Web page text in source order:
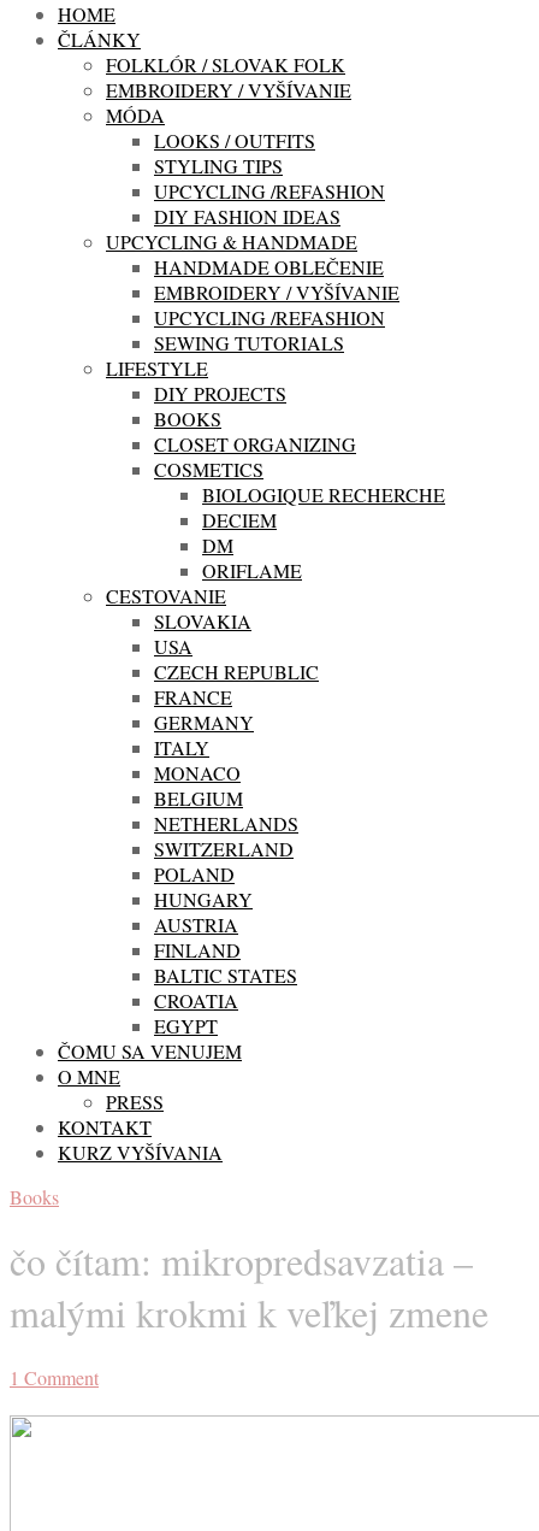
HOME
ČLÁNKY
FOLKLÓR / SLOVAK FOLK
EMBROIDERY / VYŠÍVANIE
MÓDA
LOOKS / OUTFITS
STYLING TIPS
UPCYCLING /REFASHION
DIY FASHION IDEAS
UPCYCLING & HANDMADE
HANDMADE OBLEČENIE
EMBROIDERY / VYŠÍVANIE
UPCYCLING /REFASHION
SEWING TUTORIALS
LIFESTYLE
DIY PROJECTS
BOOKS
CLOSET ORGANIZING
COSMETICS
BIOLOGIQUE RECHERCHE
DECIEM
DM
ORIFLAME
CESTOVANIE
SLOVAKIA
USA
CZECH REPUBLIC
FRANCE
GERMANY
ITALY
MONACO
BELGIUM
NETHERLANDS
SWITZERLAND
POLAND
HUNGARY
AUSTRIA
FINLAND
BALTIC STATES
CROATIA
EGYPT
ČOMU SA VENUJEM
O MNE
PRESS
KONTAKT
KURZ VYŠÍVANIA
Books
čo čítam: mikropredsavzatia –
malými krokmi k veľkej zmene
1 Comment